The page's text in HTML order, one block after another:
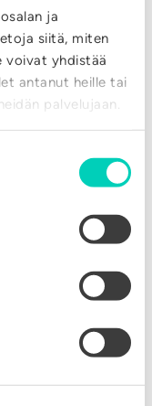
ja
siitä, miten
voivat yhdistää
antanut heille tai
palvelujaan.